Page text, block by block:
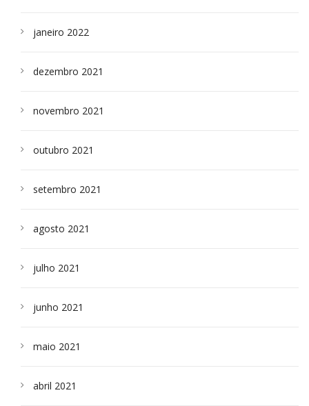
janeiro 2022
dezembro 2021
novembro 2021
outubro 2021
setembro 2021
agosto 2021
julho 2021
junho 2021
maio 2021
abril 2021